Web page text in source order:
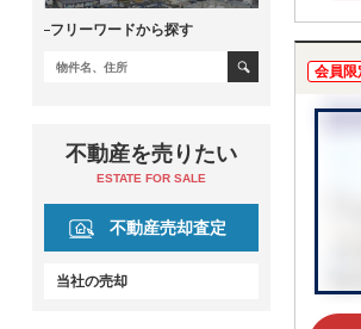
会員限
フリーワードから探す
不動産を売りたい
ESTATE FOR SALE
不動産売却査定
当社の売却